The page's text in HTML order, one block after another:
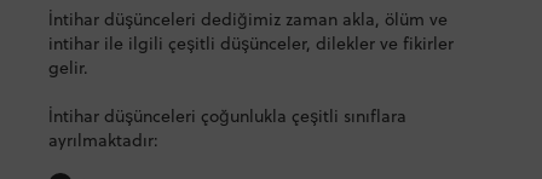
İntihar düşünceleri dediğimiz zaman akla, ölüm ve
intihar ile ilgili çeşitli düşünceler, dilekler ve fikirler
gelir.
İntihar düşünceleri çoğunlukla çeşitli sınıflara
ayrılmaktadır: